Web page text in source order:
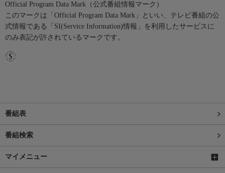
Official Program Data Mark（公式番組情報マーク）
このマークは「Official Program Data Mark」といい、テレビ番組の公
式情報である「SI(Service Information)情報」を利用したサービスに
のみ表記が許されているマークです。
番組表
番組検索
マイメニュー